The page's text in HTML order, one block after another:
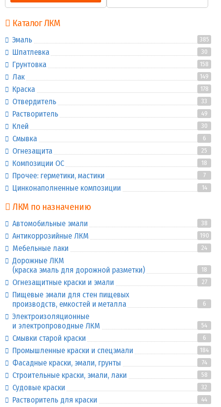
Каталог ЛКМ
Эмаль 385
Шпатлевка 30
Грунтовка 158
Лак 149
Краска 178
Отвердитель 33
Растворитель 49
Клей 30
Смывка 6
Огнезащита 25
Композиции ОС 18
Прочее: герметики, мастики 7
Цинконаполненные композиции 14
ЛКМ по назначению
Автомобильные эмали 38
Антикоррозийные ЛКМ 190
Мебельные лаки 24
Дорожные ЛКМ
(краска эмаль для дорожной разметки)
18
Огнезащитные краски и эмали 27
Пищевые эмали для стен пищевых
производств, емкостей и металла
6
Электроизоляционные
и электропроводные ЛКМ
54
Смывки старой краски 6
Промышленные краски и спецэмали 184
Фасадные краски, эмали, грунты 74
Строительные краски, эмали, лаки 58
Судовые краски 32
Растворитель для краски 44